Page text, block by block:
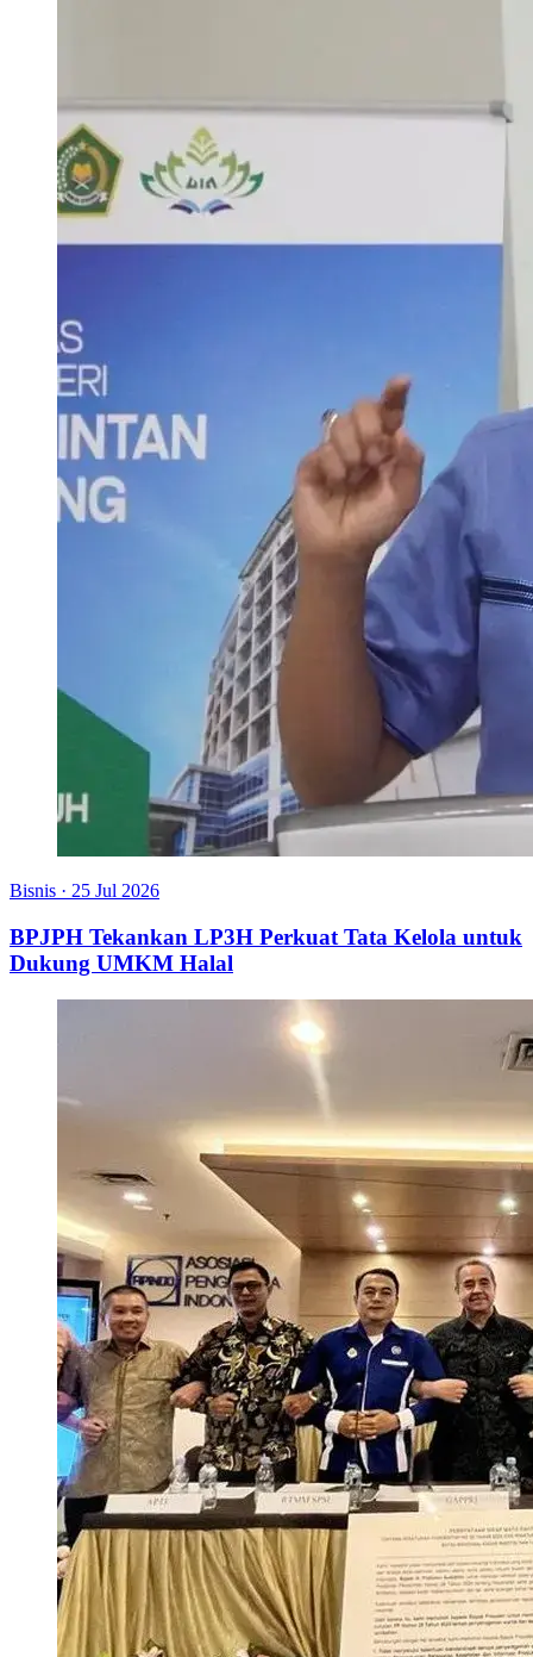
Bisnis · 25 Jul 2026
BPJPH Tekankan LP3H Perkuat Tata Kelola untuk
Dukung UMKM Halal